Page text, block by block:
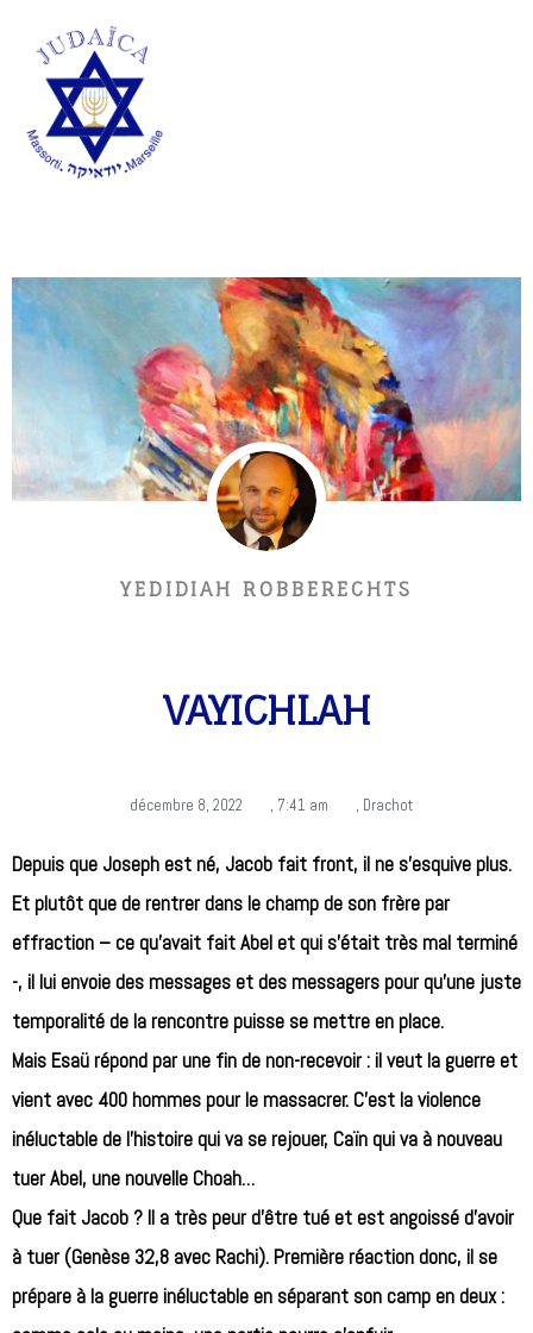
YEDIDIAH ROBBERECHTS
VAYICHLAH
décembre 8, 2022 , 7:41 am , Drachot
Depuis que Joseph est né, Jacob fait front, il ne s’esquive plus.
Et plutôt que de rentrer dans le champ de son frère par
effraction – ce qu’avait fait Abel et qui s’était très mal terminé
-, il lui envoie des messages et des messagers pour qu’une juste
temporalité de la rencontre puisse se mettre en place.
Mais Esaü répond par une fin de non-recevoir : il veut la guerre et
vient avec 400 hommes pour le massacrer. C’est la violence
inéluctable de l’histoire qui va se rejouer, Caïn qui va à nouveau
tuer Abel, une nouvelle Choah…
Que fait Jacob ? Il a très peur d’être tué et est angoissé d’avoir
à tuer (Genèse 32,8 avec Rachi). Première réaction donc, il se
prépare à la guerre inéluctable en séparant son camp en deux :